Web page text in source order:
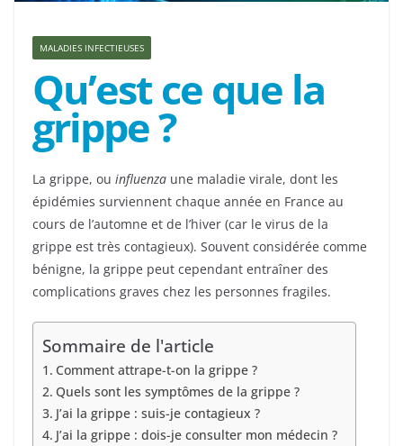
MALADIES INFECTIEUSES
Qu’est ce que la
grippe ?
La grippe, ou influenza une maladie virale, dont les
épidémies surviennent chaque année en France au
cours de l’automne et de l’hiver (car le virus de la
grippe est très contagieux). Souvent considérée comme
bénigne, la grippe peut cependant entraîner des
complications graves chez les personnes fragiles.
Sommaire de l'article
Comment attrape-t-on la grippe ?
Quels sont les symptômes de la grippe ?
J’ai la grippe : suis-je contagieux ?
J’ai la grippe : dois-je consulter mon médecin ?